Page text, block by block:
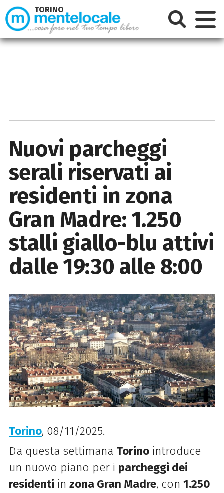
Nuovi parcheggi
serali riservati ai
residenti in zona
Gran Madre: 1.250
stalli giallo-blu attivi
dalle 19:30 alle 8:00
Torino, 08/11/2025.
Da questa settimana Torinointroduce
un nuovo piano per i parcheggi dei
residenti in zona Gran Madre, con 1.250
TORINO